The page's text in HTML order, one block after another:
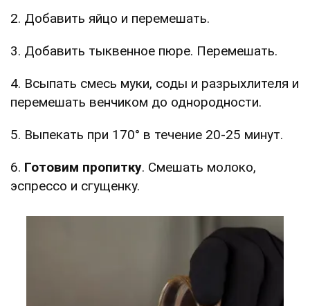
2. Добавить яйцо и перемешать.
3. Добавить тыквенное пюре. Перемешать.
4. Всыпать смесь муки, соды и разрыхлителя и
перемешать венчиком до однородности.
5. Выпекать при 170° в течение 20-25 минут.
6. Готовим пропитку. Смешать молоко,
эспрессо и сгущенку.